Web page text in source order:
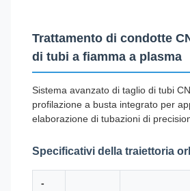
Trattamento di condotte
di tubi a fiamma a plasma
Sistema avanzato di taglio di tubi
profilazione a busta integrato per
elaborazione di tubazioni di
Specificativi della traiettoria
-